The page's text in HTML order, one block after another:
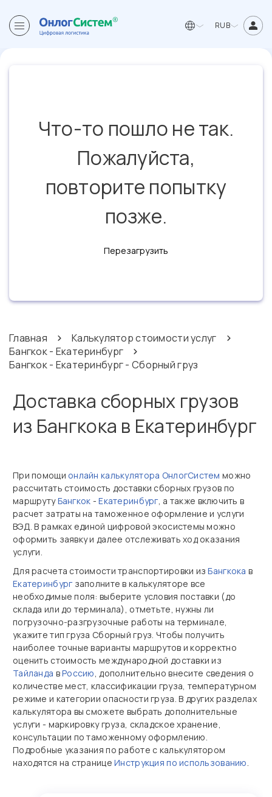
RUB
Что-то пошло не так.
Пожалуйста,
повторите попытку
позже.
Перезагрузить
Главная
Калькулятор стоимости услуг
Бангкок - Екатеринбург
Бангкок - Екатеринбург - Сборный груз
Доставка сборных грузов
из Бангкока в Екатеринбург
При помощи онлайн калькулятора ОнлогСистем можно
рассчитать стоимость доставки сборных грузов по
маршрутуБангкок -Екатеринбург, а также включить в
расчет затраты на таможенное оформление и услуги
ВЭД. В рамках единой цифровой экосистемы можно
оформить заявку и далее отслеживать ход оказания
услуги.
Для расчета стоимости транспортировки изБангкока в
Екатеринбург заполните в калькуляторе все
необходимые поля: выберите условия поставки (до
склада или до терминала), отметьте, нужны ли
погрузочно‑разгрузочные работы на терминале,
укажите тип груза Сборный груз. Чтобы получить
наиболее точные варианты маршрутов и корректно
оценить стоимость международной доставки из
Тайланда вРоссию, дополнительно внесите сведения о
количестве мест, классификации груза, температурном
режиме и категории опасности груза. В других разделах
калькулятора вы сможете выбрать дополнительные
услуги - маркировку груза, складское хранение,
консультации по таможенному оформлению.
Подробные указания по работе с калькулятором
находятся на страницеИнструкция по использованию.